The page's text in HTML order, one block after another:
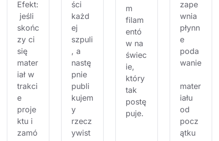
Efekt:
jeśli
skońc
zy ci
się
mater
iał w
trakci
e
proje
ktu i
zamó
ści
każd
ej
szpuli
, a
nastę
pnie
publi
kujem
y
rzecz
ywist
m
filam
entó
w na
świec
ie,
który
tak
postę
puje.
zape
wnia
płynn
e
poda
wanie
mater
iału
od
pocz
ątku